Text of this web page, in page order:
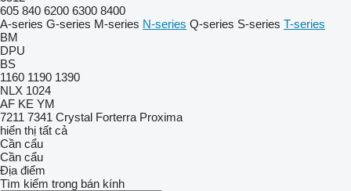
605 840 6200 6300 8400
A-series G-series M-series N-series Q-series S-series T-series
BM
DPU
BS
1160 1190 1390
NLX 1024
AF KE YM
7211 7341 Crystal Forterra Proxima
hiển thị tất cả
Cần cẩu
Cần cẩu
Địa điểm
Tìm kiếm trong bán kính